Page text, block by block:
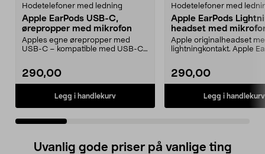
Hodetelefoner med ledning
Apple EarPods USB-C,
ørepropper med mikrofon
Apples egne ørepropper med
USB-C – kompatible med USB-C-
290,00
Legg i handlekurv
Hodetelefoner med
Apple EarPods
headset med
Apple originalheadset
lightningkontakt. Apple
290,00
Legg i handlekurv
Uvanlig gode priser på vanlige ting